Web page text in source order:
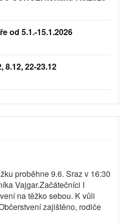
od 5.1.-15.1.2026
8.12, 22-23.12
proběhne 9.6. Sraz v 16:30
Vajgar.Začátečníci I
na těžko sebou. K vůli
zajištěno, rodiče